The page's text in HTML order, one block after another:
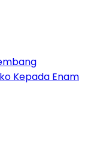
Kepada Enam